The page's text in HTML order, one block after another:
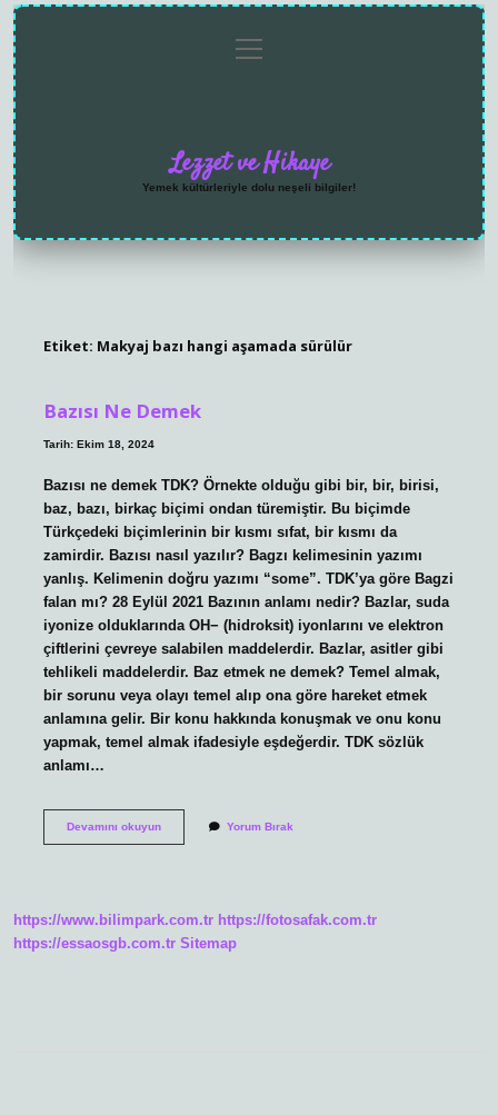
menüyü
aç
Lezzet ve Hikaye
Yemek kültürleriyle dolu neşeli bilgiler!
Etiket: Makyaj bazı hangi aşamada sürülür
Bazısı Ne Demek
Tarih: Ekim 18, 2024
Bazısı ne demek TDK? Örnekte olduğu gibi bir, bir, birisi,
baz, bazı, birkaç biçimi ondan türemiştir. Bu biçimde
Türkçedeki biçimlerinin bir kısmı sıfat, bir kısmı da
zamirdir. Bazısı nasıl yazılır? Bagzı kelimesinin yazımı
yanlış. Kelimenin doğru yazımı “some”. TDK’ya göre Bagzi
falan mı? 28 Eylül 2021 Bazının anlamı nedir? Bazlar, suda
iyonize olduklarında OH− (hidroksit) iyonlarını ve elektron
çiftlerini çevreye salabilen maddelerdir. Bazlar, asitler gibi
tehlikeli maddelerdir. Baz etmek ne demek? Temel almak,
bir sorunu veya olayı temel alıp ona göre hareket etmek
anlamına gelir. Bir konu hakkında konuşmak ve onu konu
yapmak, temel almak ifadesiyle eşdeğerdir. TDK sözlük
anlamı…
Devamını okuyunBazısı
Yorum Bırak
https://www.bilimpark.com.tr https://fotosafak.com.tr
https://essaosgb.com.tr Sitemap